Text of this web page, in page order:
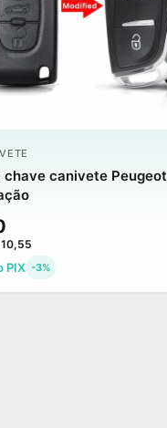
chave canivete
PIX -3%